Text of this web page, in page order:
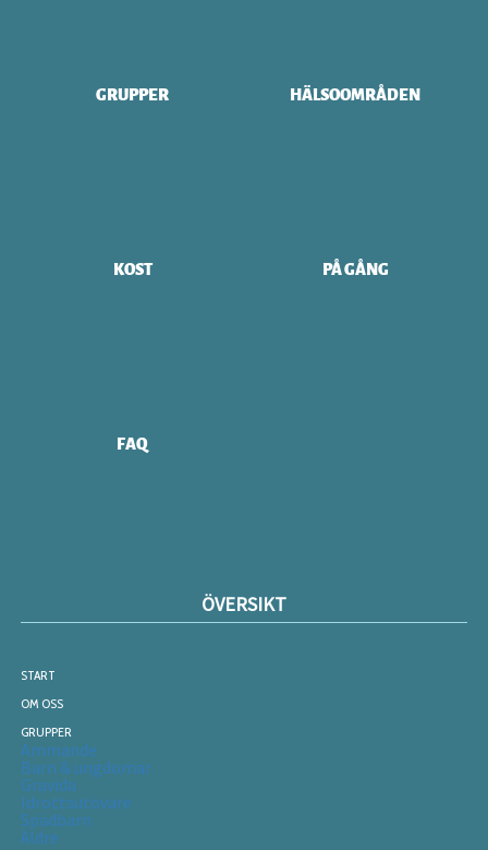
GRUPPER HÄLSOOMRÅDEN
KOST PÅ GÅNG
FAQ
ÖVERSIKT
START
OM OSS
GRUPPER
Ammande
Barn & ungdomar
Gravida
Idrottsutövare
Spädbarn
Äldre